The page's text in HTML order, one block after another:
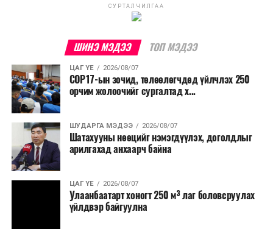
СУРТАЛЧИЛГАА
ШИНЭ МЭДЭЭ ТОП МЭДЭЭ
ЦАГ ҮЕ 2026/08/07
COP17-ын зочид, төлөөлөгчдөд үйлчлэх 250
орчим жолоочийг сургалтад х...
ШУДАРГА МЭДЭЭ 2026/08/07
Шатахууны нөөцийг нэмэгдүүлэх, доголдлыг
арилгахад анхаарч байна
ЦАГ ҮЕ 2026/08/07
Улаанбаатарт хоногт 250 м³ лаг боловсруулах
үйлдвэр байгуулна